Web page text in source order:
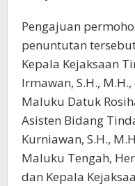
Pengajuan
penuntutan
Kepala Kejaksaan
Irmawan, S.H.,
Maluku Datuk
Asisten Bidang
Kurniawan, S.H.,
Maluku Tengah,
dan Kepala